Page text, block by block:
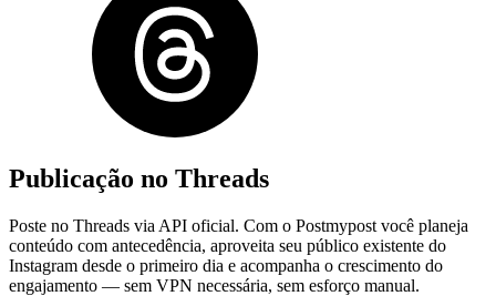
Publicação no Threads
Poste no Threads via API oficial. Com o Postmypost você planeja
conteúdo com antecedência, aproveita seu público existente do
Instagram desde o primeiro dia e acompanha o crescimento do
engajamento — sem VPN necessária, sem esforço manual.